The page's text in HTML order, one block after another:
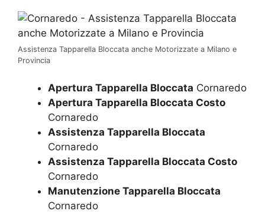
Assistenza Tapparella Bloccata anche Motorizzate a Milano e
Provincia
Apertura Tapparella Bloccata Cornaredo
Apertura Tapparella Bloccata Costo
Cornaredo
Assistenza Tapparella Bloccata
Cornaredo
Assistenza Tapparella Bloccata Costo
Cornaredo
Manutenzione Tapparella Bloccata
Cornaredo